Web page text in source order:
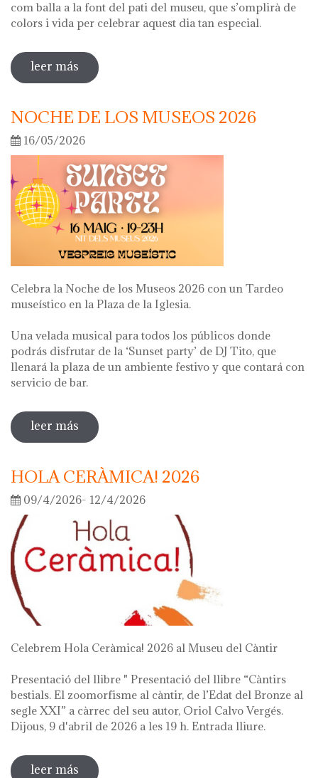
com balla a la font del pati del museu, que s’omplirà de
colors i vida per celebrar aquest dia tan especial.
leer más sobre diada de la flor
NOCHE DE LOS MUSEOS 2026
16/05/2026
Celebra la Noche de los Museos 2026 con un Tardeo
museístico en la Plaza de la Iglesia.
Una velada musical para todos los públicos donde
podrás disfrutar de la ‘Sunset party’ de DJ Tito, que
llenará la plaza de un ambiente festivo y que contará con
servicio de bar.
leer más sobre noche de los museos 2026
HOLA CERÀMICA! 2026
09/4/2026- 12/4/2026
Celebrem Hola Ceràmica! 2026 al Museu del Càntir
Presentació del llibre " Presentació del llibre “Càntirs
bestials. El zoomorfisme al càntir, de l’Edat del Bronze al
segle XXI” a càrrec del seu autor, Oriol Calvo Vergés.
Dijous, 9 d'abril de 2026 a les 19 h. Entrada lliure.
leer más sobre hola ceràmica! 2026